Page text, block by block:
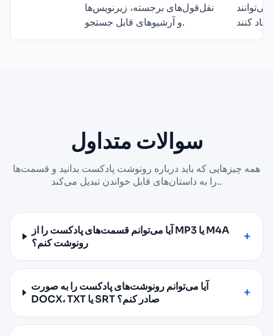
نقل‌قول‌های برجسته، زیرنویس‌ها
و آرشیوهای قابل جستجو.
سوالات متداول
همه چیزهایی که باید درباره رونوشت پادکست بدانید و قسمت‌ها
را به داستان‌های قابل خواندن تبدیل می‌کند..
آیا می‌توانم قسمت‌های پادکست را از MP3 یا M4A
رونوشت کنم؟
آیا می‌توانم رونوشت‌های پادکست را به صورت
DOCX، TXT یا SRT صادر کنم؟